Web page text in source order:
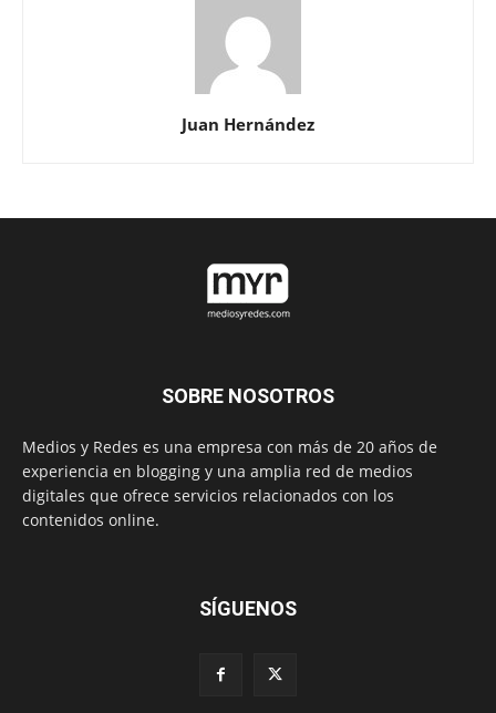
Juan Hernández
SOBRE NOSOTROS
Medios y Redes es una empresa con más de 20 años de
experiencia en blogging y una amplia red de medios
digitales que ofrece servicios relacionados con los
contenidos online.
SÍGUENOS